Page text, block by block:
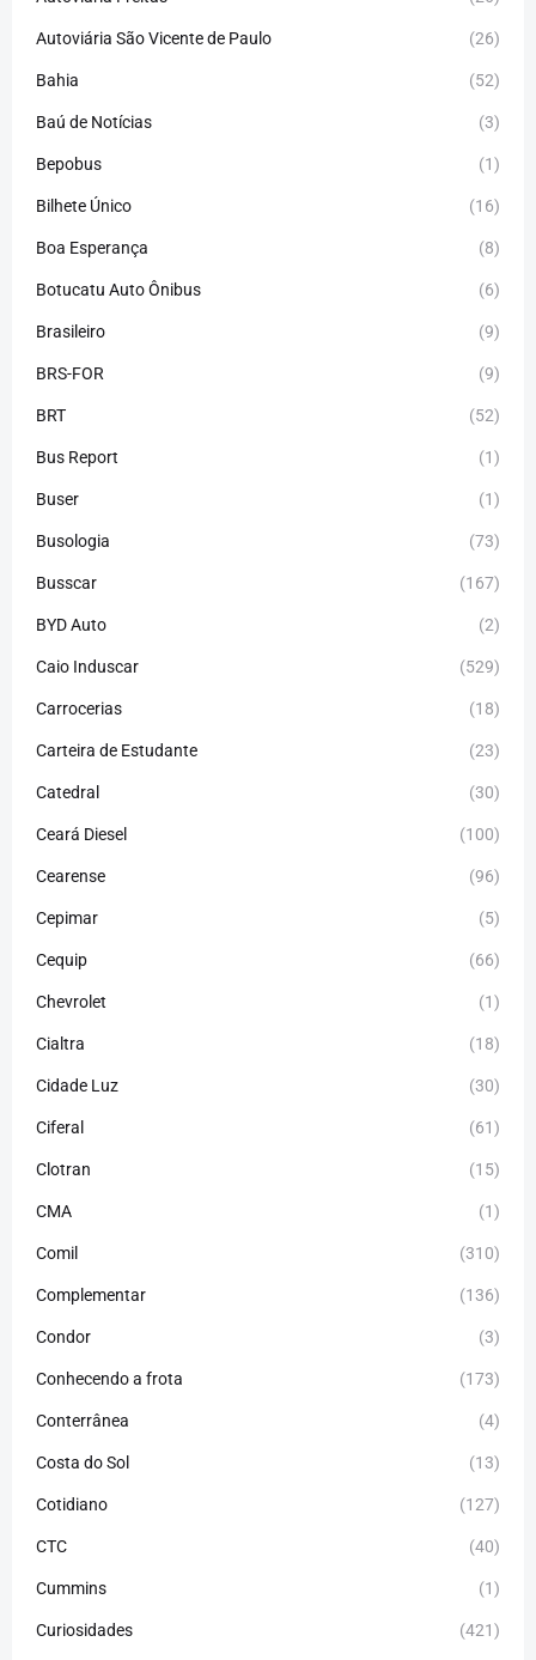
Autoviária São Vicente de Paulo (26)
Bahia (52)
Baú de Notícias (3)
Bepobus (1)
Bilhete Único (16)
Boa Esperança (8)
Botucatu Auto Ônibus (6)
Brasileiro (9)
BRS-FOR (9)
BRT (52)
Bus Report (1)
Buser (1)
Busologia (73)
Busscar (167)
BYD Auto (2)
Caio Induscar (529)
Carrocerias (18)
Carteira de Estudante (23)
Catedral (30)
Ceará Diesel (100)
Cearense (96)
Cepimar (5)
Cequip (66)
Chevrolet (1)
Cialtra (18)
Cidade Luz (30)
Ciferal (61)
Clotran (15)
CMA (1)
Comil (310)
Complementar (136)
Condor (3)
Conhecendo a frota (173)
Conterrânea (4)
Costa do Sol (13)
Cotidiano (127)
CTC (40)
Cummins (1)
Curiosidades (421)